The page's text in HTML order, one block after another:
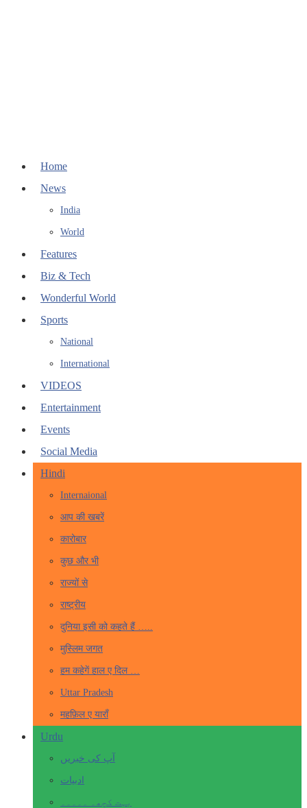
Home
News
India
World
Features
Biz & Tech
Wonderful World
Sports
National
International
VIDEOS
Entertainment
Events
Social Media
Hindi
Internaional
आप की खबरें
कारोबार
कुछ और भी
राज्यों से
राष्ट्रीय
दुनिया इसी को कहते हैं …..
मुस्लिम जगत
हम कहेगें हाल ए दिल …
Uttar Pradesh
महफ़िल ए याराँ
Urdu
آپ کی خبریں
ادبیات
بہت کچھ۔ ۔۔۔۔۔